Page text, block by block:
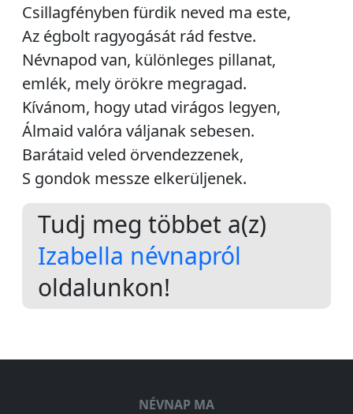
Csillagfényben fürdik neved ma este,
Az égbolt ragyogását rád festve.
Névnapod van, különleges pillanat,
emlék, mely örökre megragad.
Kívánom, hogy utad virágos legyen,
Álmaid valóra váljanak sebesen.
Barátaid veled örvendezzenek,
S gondok messze elkerüljenek.
Tudj meg többet a(z)
Izabella névnapról
oldalunkon!
NÉVNAP MA